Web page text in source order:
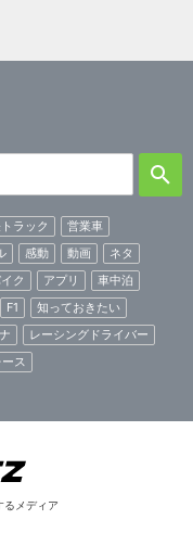
ラック
営業車
感動 動画
ネタ
ク アプリ
車中泊
F1
知っておきたい
レーシングドライバー
ス
るメディア